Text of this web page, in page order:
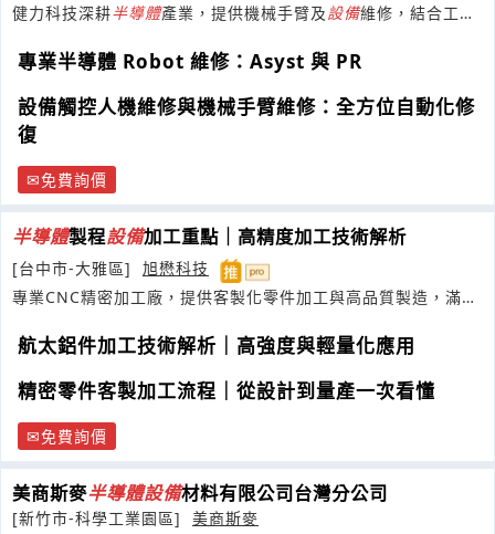
健力科技深耕半導體產業，提供機械手臂及設備維修，結合工業
專業半導體 Robot 維修：Asyst 與 PR
設備觸控人機維修與機械手臂維修：全方位自動化修
復
免費詢價
半導體製程設備加工重點｜高精度加工技術解析
[台中市-大雅區]
旭懋科技
專業CNC精密加工廠，提供客製化零件加工與高品質製造，滿足
航太鋁件加工技術解析｜高強度與輕量化應用
精密零件客製加工流程｜從設計到量產一次看懂
免費詢價
美商斯麥半導體設備材料有限公司台灣分公司
[新竹市-科學工業園區]
美商斯麥